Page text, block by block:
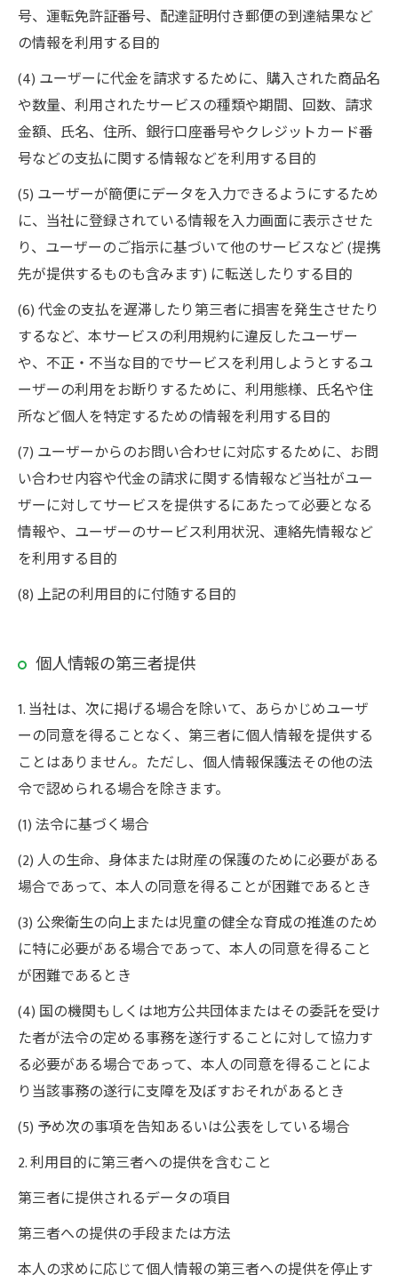
号、運転免許証番号、配達証明付き郵便の到達結果など
の情報を利用する目的
(4) ユーザーに代金を請求するために、購入された商品名
や数量、利用されたサービスの種類や期間、回数、請求
金額、氏名、住所、銀行口座番号やクレジットカード番
号などの支払に関する情報などを利用する目的
(5) ユーザーが簡便にデータを入力できるようにするため
に、当社に登録されている情報を入力画面に表示させた
り、ユーザーのご指示に基づいて他のサービスなど (提携
先が提供するものも含みます) に転送したりする目的
(6) 代金の支払を遅滞したり第三者に損害を発生させたり
するなど、本サービスの利用規約に違反したユーザー
や、不正・不当な目的でサービスを利用しようとするユ
ーザーの利用をお断りするために、利用態様、氏名や住
所など個人を特定するための情報を利用する目的
(7) ユーザーからのお問い合わせに対応するために、お問
い合わせ内容や代金の請求に関する情報など当社がユー
ザーに対してサービスを提供するにあたって必要となる
情報や、ユーザーのサービス利用状況、連絡先情報など
を利用する目的
(8) 上記の利用目的に付随する目的
個人情報の第三者提供
1. 当社は、次に掲げる場合を除いて、あらかじめユーザ
ーの同意を得ることなく、第三者に個人情報を提供する
ことはありません。ただし、個人情報保護法その他の法
令で認められる場合を除きます。
(1) 法令に基づく場合
(2) 人の生命、身体または財産の保護のために必要がある
場合であって、本人の同意を得ることが困難であるとき
(3) 公衆衛生の向上または児童の健全な育成の推進のため
に特に必要がある場合であって、本人の同意を得ること
が困難であるとき
(4) 国の機関もしくは地方公共団体またはその委託を受け
た者が法令の定める事務を遂行することに対して協力す
る必要がある場合であって、本人の同意を得ることによ
り当該事務の遂行に支障を及ぼすおそれがあるとき
(5) 予め次の事項を告知あるいは公表をしている場合
2. 利用目的に第三者への提供を含むこと
第三者に提供されるデータの項目
第三者への提供の手段または方法
本人の求めに応じて個人情報の第三者への提供を停止す